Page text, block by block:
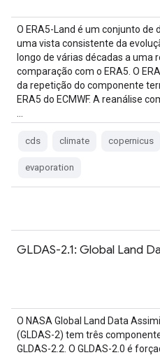
O ERA5-Land é um conjunto de
uma vista consistente da
longo de várias décadas a uma
comparação com o ERA5. O
da repetição do componente
ERA5 do ECMWF. A reanálise
cds climate copernicus
evaporation
GLDAS-2.1: Global Land
O NASA Global Land Data
(GLDAS-2) tem três
GLDAS-2.2. O GLDAS-2.0 é